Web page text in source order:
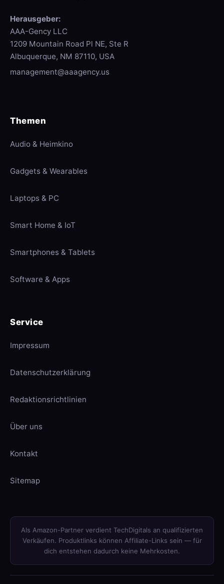
Herausgeber:
AAA-Gency LLC
1209 Mountain Road Pl NE, Ste R
Albuquerque, NM 87110, USA
management@aaagency.us
Themen
Audio & Heimkino
Gadgets & Wearables
Laptops & PC
Smart Home & IoT
Smartphones & Tablets
Software & Apps
Service
Impressum
Datenschutzerklärung
Redaktionsrichtlinien
Über uns
Kontakt
Sitemap
Als Amazon-Partner verdient TechDigitals an qualifizierten
Verkäufen. Produktlinks können Affiliate-Links sein — für
dich entstehen dadurch keine Mehrkosten.